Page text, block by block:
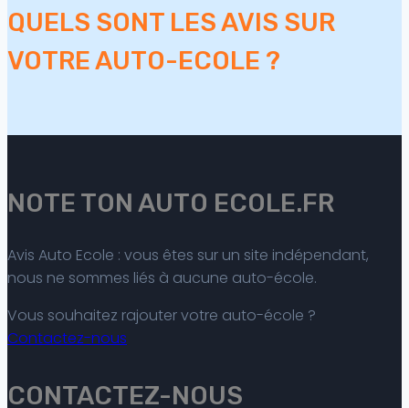
QUELS SONT LES AVIS SUR
VOTRE AUTO-ECOLE ?
NOTE TON AUTO ECOLE.FR
Avis Auto Ecole : vous êtes sur un site indépendant,
nous ne sommes liés à aucune auto-école.
Vous souhaitez rajouter votre auto-école ?
Contactez-nous
CONTACTEZ-NOUS